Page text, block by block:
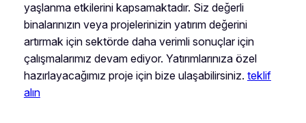
yaşlanma etkilerini kapsamaktadır. Siz değerli
binalarınızın veya projelerinizin yatırım değerini
artırmak için sektörde daha verimli sonuçlar için
çalışmalarımız devam ediyor. Yatırımlarınıza özel
hazırlayacağımız proje için bize ulaşabilirsiniz. teklif
alın